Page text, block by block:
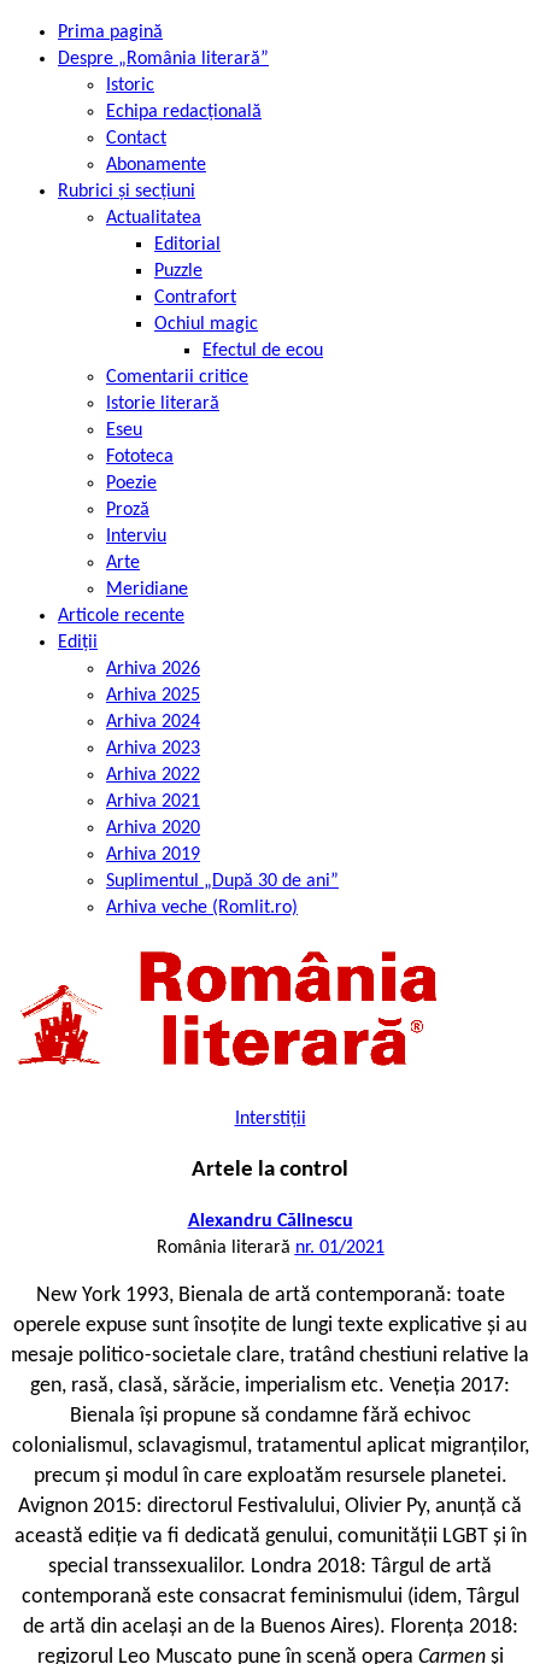
Prima pagină
Despre „România literară”
Istoric
Echipa redacțională
Contact
Abonamente
Rubrici și secțiuni
Actualitatea
Editorial
Puzzle
Contrafort
Ochiul magic
Efectul de ecou
Comentarii critice
Istorie literară
Eseu
Fototeca
Poezie
Proză
Interviu
Arte
Meridiane
Articole recente
Ediții
Arhiva 2026
Arhiva 2025
Arhiva 2024
Arhiva 2023
Arhiva 2022
Arhiva 2021
Arhiva 2020
Arhiva 2019
Suplimentul „După 30 de ani”
Arhiva veche (Romlit.ro)
Interstiții
Artele la control
Alexandru Călinescu
România literară nr. 01/2021
New York 1993, Bienala de artă contemporană: toate
operele expuse sunt însoțite de lungi texte explicative și au
mesaje politico-societale clare, tratând chestiuni relative la
gen, rasă, clasă, sărăcie, imperialism etc. Veneția 2017:
Bienala își propune să condamne fără echivoc
colonialismul, sclavagismul, tratamentul aplicat migranților,
precum și modul în care exploatăm resursele planetei.
Avignon 2015: directorul Festivalului, Olivier Py, anunță că
această ediție va fi dedicată genului, comunității LGBT și în
special transsexualilor. Londra 2018: Târgul de artă
contemporană este consacrat feminismului (idem, Târgul
de artă din același an de la Buenos Aires). Florența 2018:
regizorul Leo Muscato pune în scenă opera Carmen și